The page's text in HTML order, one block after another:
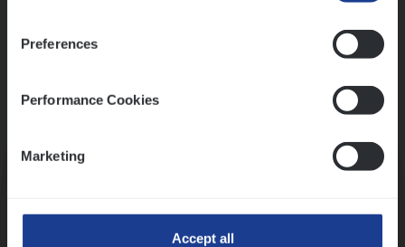
Preferences
Performance Cookies
Marketing
Accept all